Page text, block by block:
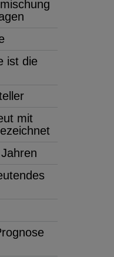
ist die
mit